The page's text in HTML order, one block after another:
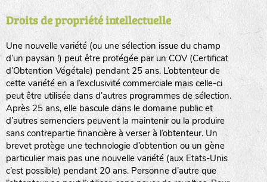
Droits de propriété intellectuelle
Une nouvelle variété (ou une sélection issue du champ
d’un paysan !) peut être protégée par un COV (Certificat
d’Obtention Végétale) pendant 25 ans. L’obtenteur de
cette variété en a l’exclusivité commerciale mais celle-ci
peut être utilisée dans d’autres programmes de sélection.
Après 25 ans, elle bascule dans le domaine public et
d’autres semenciers peuvent la maintenir ou la produire
sans contrepartie financière à verser à l’obtenteur. Un
brevet protège une technologie d’obtention ou un gène
particulier mais pas une nouvelle variété (aux Etats-Unis
c’est possible) pendant 20 ans. Personne d’autre que